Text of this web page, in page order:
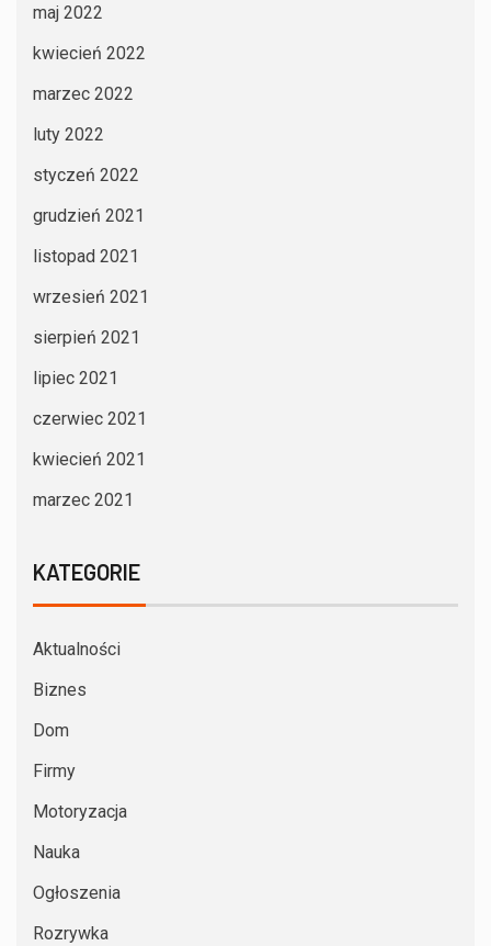
maj 2022
kwiecień 2022
marzec 2022
luty 2022
styczeń 2022
grudzień 2021
listopad 2021
wrzesień 2021
sierpień 2021
lipiec 2021
czerwiec 2021
kwiecień 2021
marzec 2021
KATEGORIE
Aktualności
Biznes
Dom
Firmy
Motoryzacja
Nauka
Ogłoszenia
Rozrywka